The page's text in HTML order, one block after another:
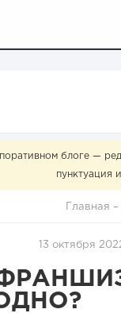
блоге —
пунктуация
Главная –
13 октября